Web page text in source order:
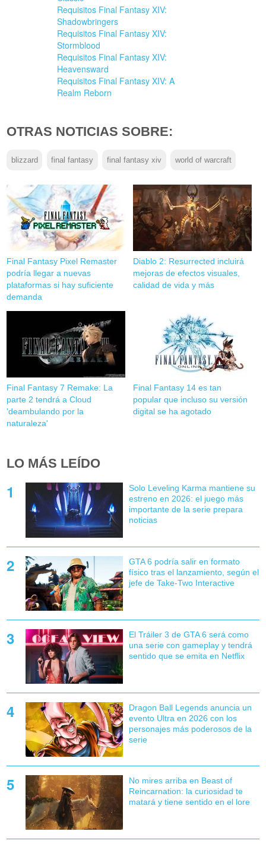
Requisitos Final Fantasy XIV:
Shadowbringers
Requisitos Final Fantasy XIV:
Stormblood
Requisitos Final Fantasy XIV:
Heavensward
Requisitos Final Fantasy XIV: A
Realm Reborn
OTRAS NOTICIAS SOBRE:
blizzard final fantasy final fantasy xiv world of warcraft
Final Fantasy Pixel Remaster
podría llegar a nuevas
plataformas si hay suficiente
demanda
Diablo 2: Resurrected incluirá
mejoras de efectos visuales,
calidad de vida y más
Final Fantasy 7 Remake: La
parte 2 tendrá a Cloud
'deambulando por la
naturaleza'
Final Fantasy 14 es tan
popular que incluso su versión
digital se ha agotado
LO MÁS LEÍDO
Solo Leveling Karma mantiene su
estreno en 2026: el juego más
importante de la serie prepara
noticias
GTA 6 podría salir en formato
físico tras el lanzamiento, según el
jefe de Take-Two Interactive
El Tráiler 3 de GTA 6 será como
una serie con gameplay y tendrá
sentido que se emita en Netflix
Dragon Ball Legends anuncia un
evento Ultra en 2026 con los
personajes más poderosos de la
serie
No mires arriba en Beast of
Reincarnation: la curiosidad te
matará y tiene sentido en el lore